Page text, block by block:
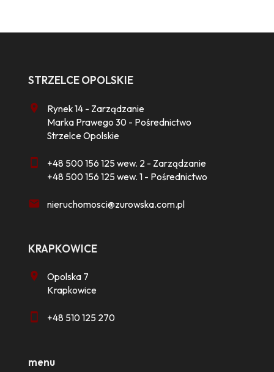
STRZELCE OPOLSKIE
Rynek 14 - Zarządzanie
Marka Prawego 30 - Pośrednictwo
Strzelce Opolskie
+48 500 156 125 wew. 2 - Zarządzanie
+48 500 156 125 wew. 1 - Pośrednictwo
nieruchomosci@zurowska.com.pl
KRAPKOWICE
Opolska 7
Krapkowice
+48 510 125 270
menu